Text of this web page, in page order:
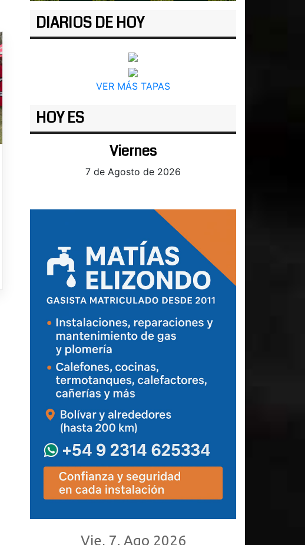
DIARIOS DE HOY
VER MÁS TAPAS
HOY ES
Viernes
7 de Agosto de 2026